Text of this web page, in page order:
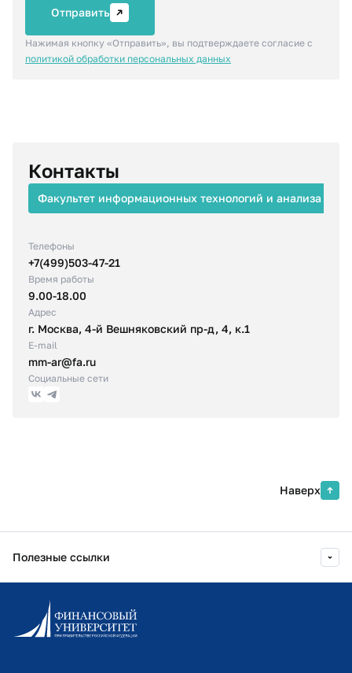
Отправить
Нажимая кнопку «Отправить», вы подтверждаете согласие с
политикой обработки персональных данных
Контакты
Факультет информационных технологий и анализа
Телефоны
+7(499)503-47-21
Время работы
9.00-18.00
Адрес
г. Москва, 4-й Вешняковский пр-д, 4, к.1
E-mail
mm-ar@fa.ru
Социальные сети
Наверх
Полезные ссылки
Информационно-образовательный портал
Личный кабинет поступающего